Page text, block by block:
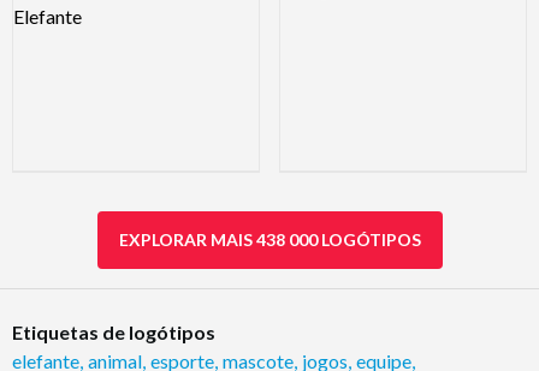
EXPLORAR MAIS 438 000 LOGÓTIPOS
Etiquetas de logótipos
elefante animal esporte mascote jogos equipe